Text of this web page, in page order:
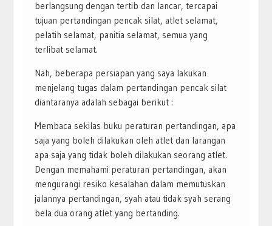
berlangsung dengan tertib dan lancar, tercapai
tujuan pertandingan pencak silat, atlet selamat,
pelatih selamat, panitia selamat, semua yang
terlibat selamat.
Nah, beberapa persiapan yang saya lakukan
menjelang tugas dalam pertandingan pencak silat
diantaranya adalah sebagai berikut :
Membaca sekilas buku peraturan pertandingan, apa
saja yang boleh dilakukan oleh atlet dan larangan
apa saja yang tidak boleh dilakukan seorang atlet.
Dengan memahami peraturan pertandingan, akan
mengurangi resiko kesalahan dalam memutuskan
jalannya pertandingan, syah atau tidak syah serang
bela dua orang atlet yang bertanding.